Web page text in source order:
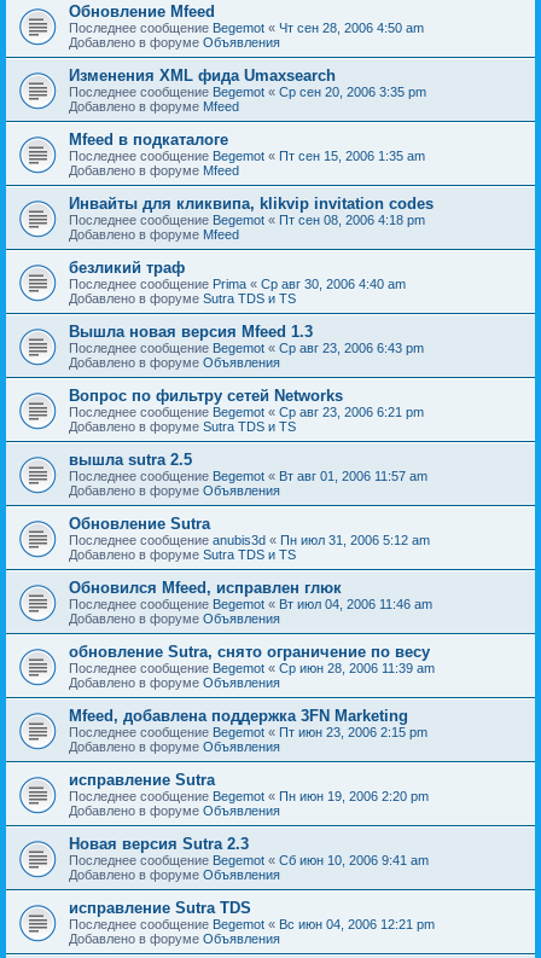
Обновление Mfeed
Последнее сообщение Begemot « Чт сен 28, 2006 4:50 am
Добавлено в форуме Объявления
Изменения XML фида Umaxsearch
Последнее сообщение Begemot « Ср сен 20, 2006 3:35 pm
Добавлено в форуме Mfeed
Mfeed в подкаталоге
Последнее сообщение Begemot « Пт сен 15, 2006 1:35 am
Добавлено в форуме Mfeed
Инвайты для кликвипа, klikvip invitation codes
Последнее сообщение Begemot « Пт сен 08, 2006 4:18 pm
Добавлено в форуме Mfeed
безликий траф
Последнее сообщение Prima « Ср авг 30, 2006 4:40 am
Добавлено в форуме Sutra TDS и TS
Вышла новая версия Mfeed 1.3
Последнее сообщение Begemot « Ср авг 23, 2006 6:43 pm
Добавлено в форуме Объявления
Вопрос по фильтру сетей Networks
Последнее сообщение Begemot « Ср авг 23, 2006 6:21 pm
Добавлено в форуме Sutra TDS и TS
вышла sutra 2.5
Последнее сообщение Begemot « Вт авг 01, 2006 11:57 am
Добавлено в форуме Объявления
Обновление Sutra
Последнее сообщение anubis3d « Пн июл 31, 2006 5:12 am
Добавлено в форуме Sutra TDS и TS
Обновился Mfeed, исправлен глюк
Последнее сообщение Begemot « Вт июл 04, 2006 11:46 am
Добавлено в форуме Объявления
обновление Sutra, снято ограничение по весу
Последнее сообщение Begemot « Ср июн 28, 2006 11:39 am
Добавлено в форуме Объявления
Mfeed, добавлена поддержка 3FN Marketing
Последнее сообщение Begemot « Пт июн 23, 2006 2:15 pm
Добавлено в форуме Объявления
исправление Sutra
Последнее сообщение Begemot « Пн июн 19, 2006 2:20 pm
Добавлено в форуме Объявления
Новая версия Sutra 2.3
Последнее сообщение Begemot « Сб июн 10, 2006 9:41 am
Добавлено в форуме Объявления
исправление Sutra TDS
Последнее сообщение Begemot « Вс июн 04, 2006 12:21 pm
Добавлено в форуме Объявления